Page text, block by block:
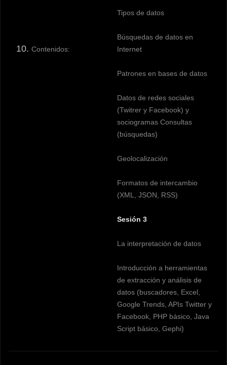
Contenidos:
Tipos de datos
Búsquedas de datos en
Internet
Patrones en bases de datos
Datos de redes sociales
(Twitrer y Facebook) y
sociogramas Consultas
(búsquedas)
Geolocalización
Formatos de intercambio
(XML, JSON, RSS)
Sesión 3
La interpretación de datos
Introducción a herramientas
de extracción y análisis de
datos (buscadores, Excel,
Google Trends, APIs Twitter y
Facebook, PHP básico, Java
Script básico, Gephi)